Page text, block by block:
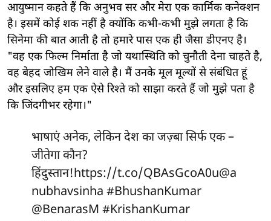
आयुष्मान कहते हैं कि अनुभव सर और मेरा एक कार्मिक कनेक्शन
है। इसमें कोई शक नहीं है क्योंकि कभी-कभी मुझे लगता है कि
सिनेमा की बात आती है तो हमारे पास एक ही जैसा डीएनए है।
"वह एक फिल्म निर्माता है जो यथास्थिति को चुनौती देना चाहते है,
वह बेहद जोखिम लेने वाले है। मैं उनके मूल मूल्यों से संबंधित हूं
और इसलिए हम एक ऐसे रिश्ते को साझा करते हैं जो मुझे पता है
कि जिंदगीभर रहेगा।"
भाषाएं अनेक, लेकिन देश का जज़्बा सिर्फ एक –
जीतेगा कौन?
हिंदुस्तान!https://t.co/QBAsGcoA0u@a
nubhavsinha #BhushanKumar
@BenarasM #KrishanKumar